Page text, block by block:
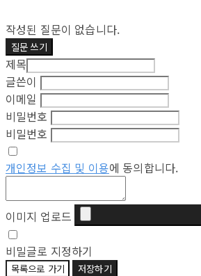
작성된 질문이 없습니다.
질문 쓰기
제목
글쓴이
이메일
비밀번호
비밀번호
개인정보 수집 및 이용에 동의합니다.
이미지 업로드
비밀글로 지정하기
목록으로 가기 저장하기